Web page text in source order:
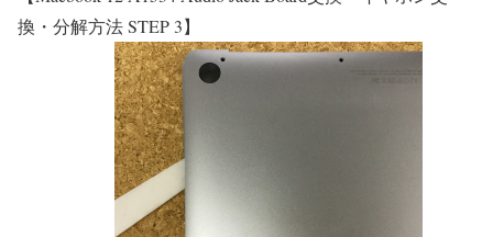
換・分解方法 STEP 3】